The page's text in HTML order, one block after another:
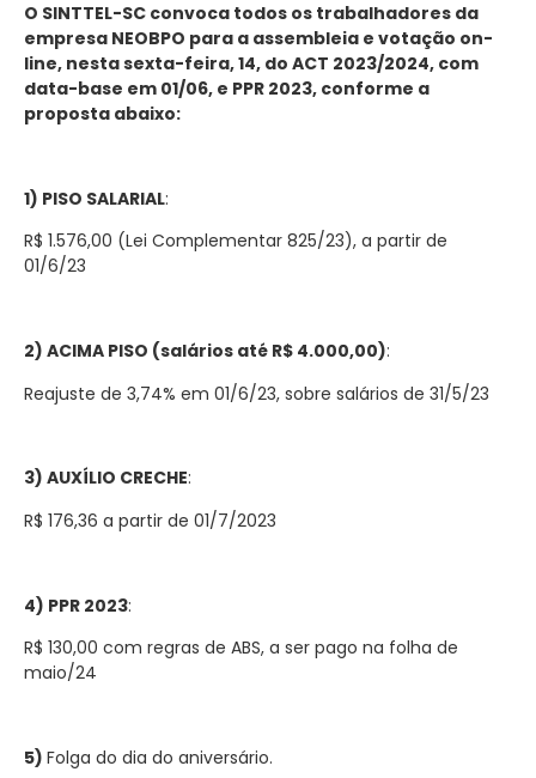
O SINTTEL-SC convoca todos os trabalhadores da
empresa NEOBPO para a assembleia e votação on-
line, nesta sexta-feira, 14, do ACT 2023/2024, com
data-base em 01/06, e PPR 2023, conforme a
proposta abaixo:
1) PISO SALARIAL:
R$ 1.576,00 (Lei Complementar 825/23), a partir de
01/6/23
2) ACIMA PISO (salários até R$ 4.000,00):
Reajuste de 3,74% em 01/6/23, sobre salários de 31/5/23
3) AUXÍLIO CRECHE:
R$ 176,36 a partir de 01/7/2023
4) PPR 2023:
R$ 130,00 com regras de ABS, a ser pago na folha de
maio/24
5) Folga do dia do aniversário.